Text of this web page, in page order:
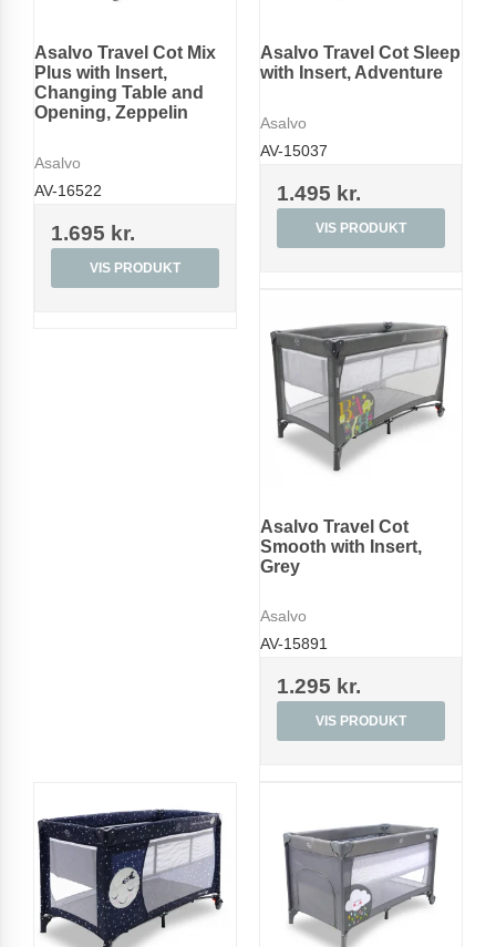
Asalvo Travel Cot Mix
Plus with Insert,
Changing Table and
Opening, Zeppelin
Asalvo
AV-16522
1.695 kr.
VIS PRODUKT
Asalvo Travel Cot Sleep
with Insert, Adventure
Asalvo
AV-15037
1.495 kr.
VIS PRODUKT
Asalvo Travel Cot
Smooth with Insert,
Grey
Asalvo
AV-15891
1.295 kr.
VIS PRODUKT